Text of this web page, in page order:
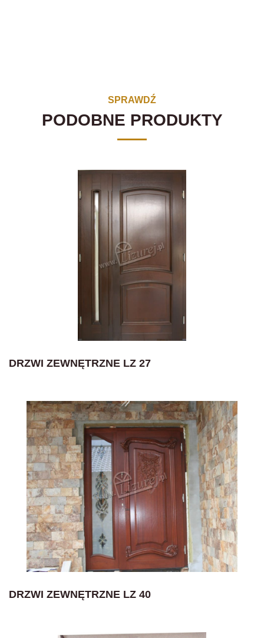
SPRAWDŹ
PODOBNE PRODUKTY
DRZWI ZEWNĘTRZNE LZ 27
DRZWI ZEWNĘTRZNE LZ 40